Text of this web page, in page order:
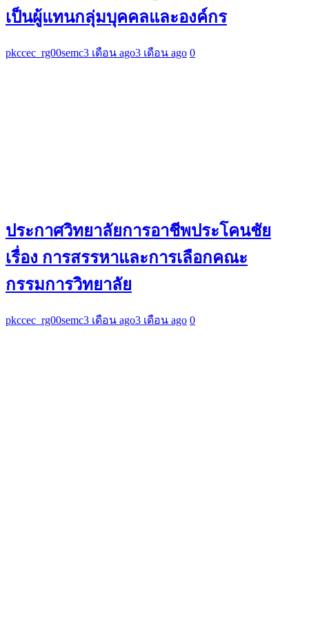
เป็นผู้แทนกลุ่มบุคคลและองค์กร
pkccec_rg00semc3 เดือน ago3 เดือน ago 0
ประกาศวิทยาลัยการอาชีพประโคนชัย
เรื่อง การสรรหาและการเลือกคณะ
กรรมการวิทยาลัย
pkccec_rg00semc3 เดือน ago3 เดือน ago 0